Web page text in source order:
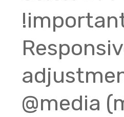
@media